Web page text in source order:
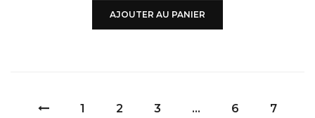
AJOUTER AU PANIER
1 2 3 … 6
7